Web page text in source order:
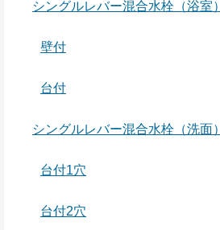
シングルレバー混合水栓（浴室）
壁付
台付
シングルレバー混合水栓（洗面）
台付1穴
台付2穴